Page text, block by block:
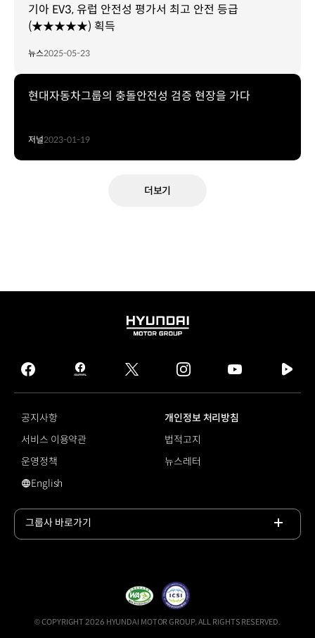
기아 EV3, 유럽 안전성 평가서 최고 안전 등급
(★★★★★) 획득
뉴스2025-05-23
현대자동차그룹의 충돌안전성 검증 현장을 가다
저널2023-01-19
더보기
HYUNDAI
GROUP
facebook
hmg
journal
twitter instagram
tv
공지사항
개인정보 처리방침
서비스 이용약관
법적고지
운영정책
뉴스레터
NCAP
English
그룹사 바로가기
© COPYRIGHT 2026 HYUNDAI MOTOR GROUP, ALL RIGHTS RESERVED.